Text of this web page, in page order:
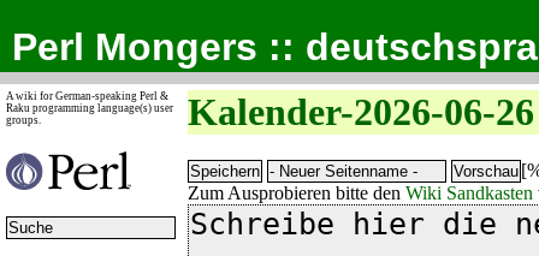
Perl Mongers ::
A wiki for German-speaking Perl &
Raku programming language(s) user
groups.
Kalender-2026-06-26
Zum Ausprobieren bitte den Wiki Sandkasten